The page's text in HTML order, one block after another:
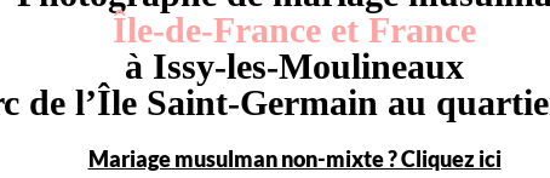
Île-de-France et France
à Issy-les-Moulineaux
de l’Île Saint-Germain au
Mariage musulman non-mixte ? Cliquez ici